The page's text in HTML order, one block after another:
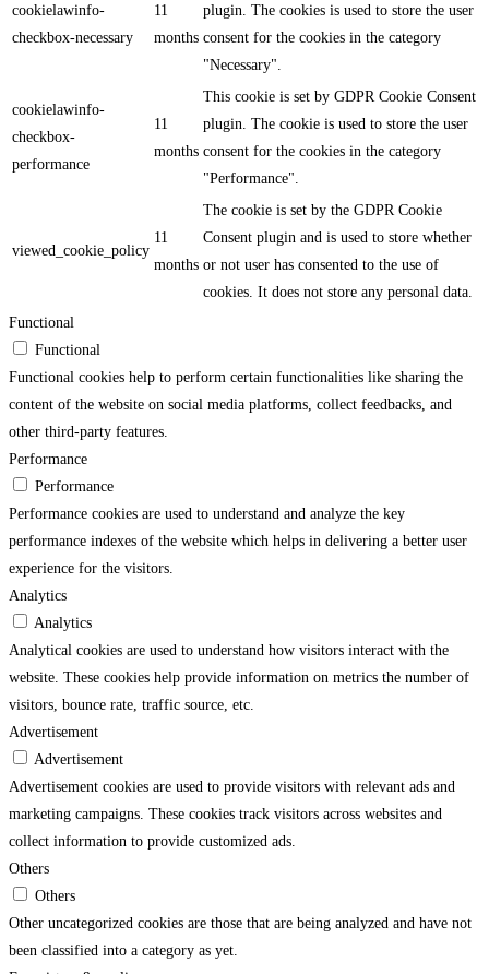
cookielawinfo-
checkbox-necessary
11
months
plugin. The cookies is used to store the user
consent for the cookies in the category
"Necessary".
cookielawinfo-
checkbox-
performance
11
months
This cookie is set by GDPR Cookie Consent
plugin. The cookie is used to store the user
consent for the cookies in the category
"Performance".
viewed_cookie_policy
11
months
The cookie is set by the GDPR Cookie
Consent plugin and is used to store whether
or not user has consented to the use of
cookies. It does not store any personal data.
Functional
Functional
Functional cookies help to perform certain functionalities like sharing the
content of the website on social media platforms, collect feedbacks, and
other third-party features.
Performance
Performance
Performance cookies are used to understand and analyze the key
performance indexes of the website which helps in delivering a better user
experience for the visitors.
Analytics
Analytics
Analytical cookies are used to understand how visitors interact with the
website. These cookies help provide information on metrics the number of
visitors, bounce rate, traffic source, etc.
Advertisement
Advertisement
Advertisement cookies are used to provide visitors with relevant ads and
marketing campaigns. These cookies track visitors across websites and
collect information to provide customized ads.
Others
Others
Other uncategorized cookies are those that are being analyzed and have not
been classified into a category as yet.